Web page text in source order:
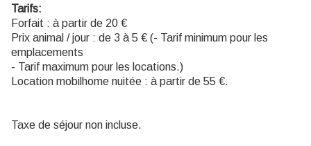
Tarifs:
Forfait : à partir de 20 €
Prix animal / jour : de 3 à 5 € (- Tarif minimum pour les
emplacements
- Tarif maximum pour les locations.)
Location mobilhome nuitée : à partir de 55 €.
Taxe de séjour non incluse.